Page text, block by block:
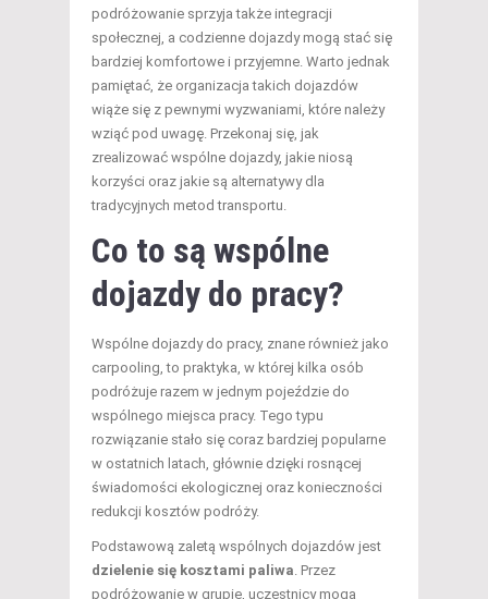
podróżowanie sprzyja także integracji
społecznej, a codzienne dojazdy mogą stać się
bardziej komfortowe i przyjemne. Warto jednak
pamiętać, że organizacja takich dojazdów
wiąże się z pewnymi wyzwaniami, które należy
wziąć pod uwagę. Przekonaj się, jak
zrealizować wspólne dojazdy, jakie niosą
korzyści oraz jakie są alternatywy dla
tradycyjnych metod transportu.
Co to są wspólne
dojazdy do pracy?
Wspólne dojazdy do pracy, znane również jako
carpooling, to praktyka, w której kilka osób
podróżuje razem w jednym pojeździe do
wspólnego miejsca pracy. Tego typu
rozwiązanie stało się coraz bardziej popularne
w ostatnich latach, głównie dzięki rosnącej
świadomości ekologicznej oraz konieczności
redukcji kosztów podróży.
Podstawową zaletą wspólnych dojazdów jest
dzielenie się kosztami paliwa. Przez
podróżowanie w grupie, uczestnicy mogą